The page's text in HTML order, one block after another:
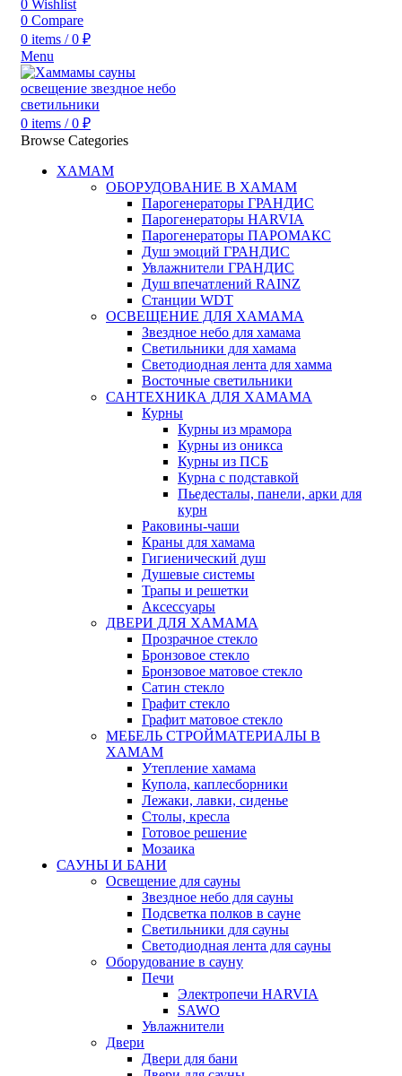
0 Wishlist
0 Compare
0 items / 0 ₽
Menu
0 items / 0 ₽
Browse Categories
ХАМАМ
ОБОРУДОВАНИЕ В ХАМАМ
Парогенераторы ГРАНДИС
Парогенераторы HARVIA
Парогенераторы ПАРОМАКС
Душ эмоций ГРАНДИС
Увлажнители ГРАНДИС
Душ впечатлений RAINZ
Станции WDT
ОСВЕЩЕНИЕ ДЛЯ ХАМАМА
Звездное небо для хамама
Светильники для хамама
Светодиодная лента для хамма
Восточные светильники
САНТЕХНИКА ДЛЯ ХАМАМА
Курны
Курны из мрамора
Курны из оникса
Курны из ПСБ
Курна с подставкой
Пьедесталы, панели, арки для
курн
Раковины-чаши
Краны для хамама
Гигиенический душ
Душевые системы
Трапы и решетки
Аксессуары
ДВЕРИ ДЛЯ ХАМАМА
Прозрачное стекло
Бронзовое стекло
Бронзовое матовое стекло
Сатин стекло
Графит стекло
Графит матовое стекло
МЕБЕЛЬ СТРОЙМАТЕРИАЛЫ В
ХАМАМ
Утепление хамама
Купола, каплесборники
Лежаки, лавки, сиденье
Столы, кресла
Готовое решение
Мозаика
САУНЫ И БАНИ
Освещение для сауны
Звездное небо для сауны
Подсветка полков в сауне
Светильники для сауны
Светодиодная лента для сауны
Оборудование в сауну
Печи
Электропечи HARVIA
SAWO
Увлажнители
Двери
Двери для бани